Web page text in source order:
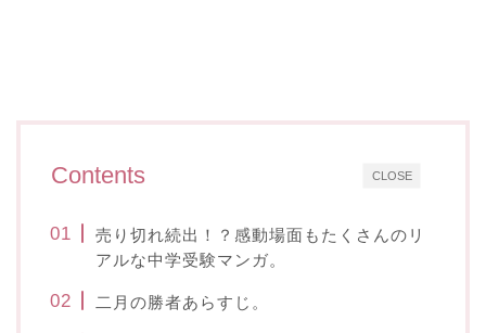
CLOSE
Contents
売り切れ続出！？感動場面もたくさんのリ
アルな中学受験マンガ。
二月の勝者あらすじ。